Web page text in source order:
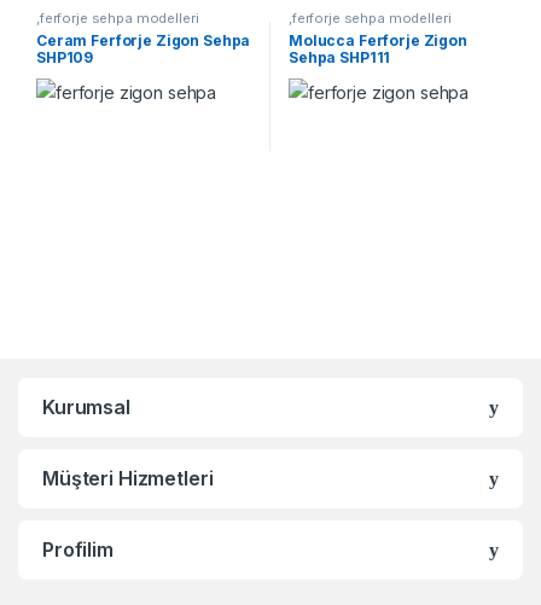
,ferforje sehpa modelleri
Ceram Ferforje Zigon Sehpa
SHP109
,ferforje sehpa modelleri
Molucca Ferforje Zigon
Sehpa SHP111
Kurumsal
Müşteri Hizmetleri
Profilim